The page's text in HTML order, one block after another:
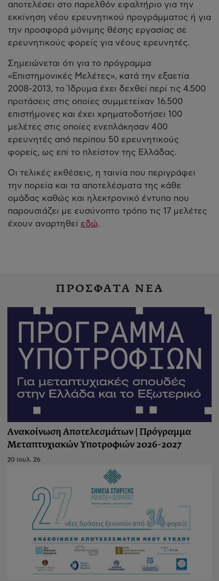
αποτελέσει στο παρελθόν εφαλτήριο για την
εκκίνηση νέου ερευνητικού προγράμματος ή για
την προσφορά μόνιμης θέσης εργασίας σε
ερευνητικούς φορείς για νέους ερευνητές.
Σημειώνεται ότι για το πρόγραμμα
«Επιστημονικές Μελέτες», κατά την εξαετία
2008-2013, το Ίδρυμα έχει δεχθεί περί τις 4.500
προτάσεις στις οποίες συμμετείχαν 16.500
επιστήμονες και έχει χρηματοδοτήσει 100
μελέτες στις οποίες ενεπλάκησαν 400
ερευνητές από περίπου 50 ερευνητικούς
φορείς, ως επί το πλείστον της Ελλάδας.
Οι τελικές εκθέσεις, η ταινία που περιγράφει
την πορεία και τα αποτελέσματα της κάθε
ομάδας καθώς και ηλεκτρονικό έντυπο που
παρουσιάζει με ευσύνοπτο τρόπο τις 17 μελέτες
έχουν αναρτηθεί εδώ.
ΠΡΟΣΦΑΤΑ ΝΕΑ
Ανακοίνωση Αποτελεσμάτων | Πρόγραμμα
Μεταπτυχιακών Υποτροφιών 2026-2027
20 Ιουλ. 26